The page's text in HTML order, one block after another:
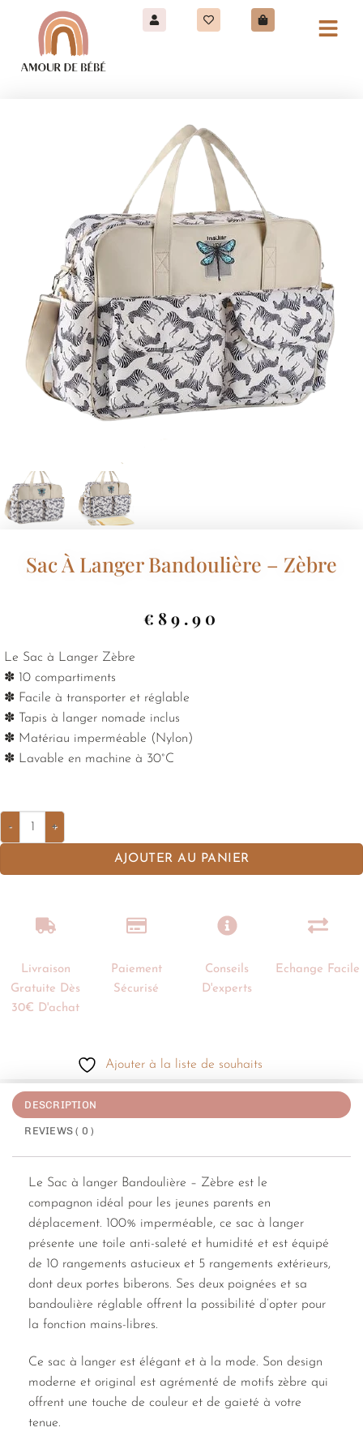
Sac À Langer Bandoulière – Zèbre
€ 89.90
Le Sac à Langer Zèbre
✽ 10 compartiments
✽ Facile à transporter et réglable
✽ Tapis à langer nomade inclus
✽ Matériau imperméable (Nylon)
✽ Lavable en machine à 30°C
AJOUTER AU PANIER
Livraison
Gratuite Dès
30€ D'achat
Paiement
Sécurisé
Conseils
D'experts
Echange Facile
Ajouter à la liste de souhaits
DESCRIPTION
REVIEWS ( 0 )
Le Sac à langer Bandoulière – Zèbre est le
compagnon idéal pour les jeunes parents en
déplacement. 100% imperméable, ce sac à langer
présente une toile anti-saleté et humidité et est équipé
de 10 rangements astucieux et 5 rangements extérieurs,
dont deux portes biberons. Ses deux poignées et sa
bandoulière réglable offrent la possibilité d’opter pour
la fonction mains-libres.
Ce sac à langer est élégant et à la mode. Son design
moderne et original est agrémenté de motifs zèbre qui
offrent une touche de couleur et de gaieté à votre
tenue.